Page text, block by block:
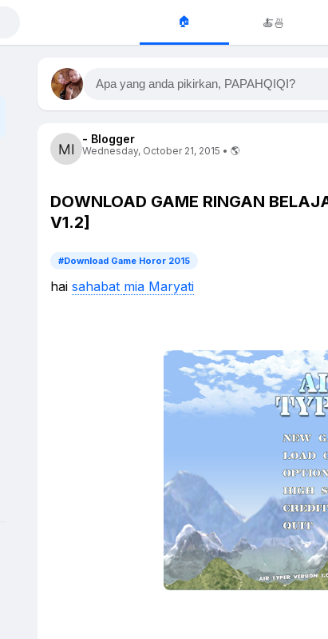
🏠 🍝🍜
Apa yang anda pikirkan, PAPAHQIQI?
- Blogger
Wednesday, October 21, 2015 • 🌎
DOWNLOAD GAME RINGAN
V1.2]
#Download Game Horor 2015
hai sahabat mia Maryati